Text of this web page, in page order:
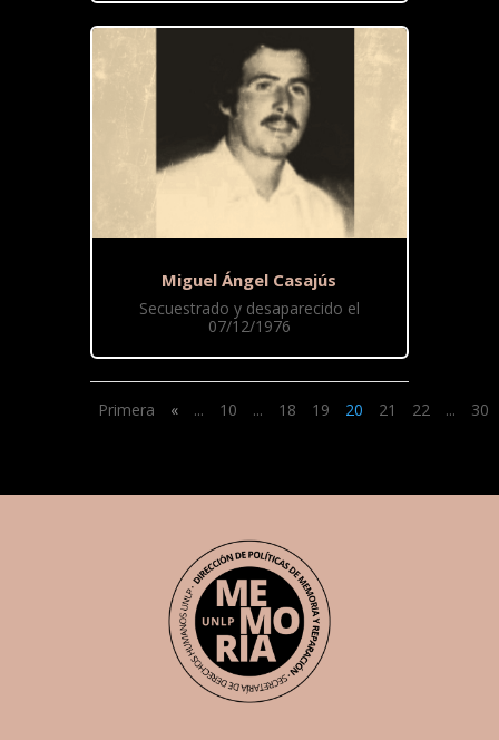
Miguel Ángel Casajús
Secuestrado y desaparecido el
07/12/1976
Primera « ... 10 ... 18 19 20 21 22 ... 30